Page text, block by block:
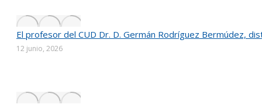
El profesor del CUD Dr. D. Germán Rodríguez Bermúdez,
12 junio, 2026